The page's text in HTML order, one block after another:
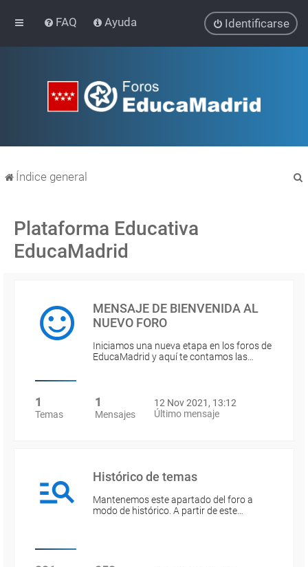
FAQ Ayuda Identificarse
Índice general
Plataforma Educativa
EducaMadrid
MENSAJE DE BIENVENIDA AL
NUEVO FORO
Iniciamos una nueva etapa en los foros de
EducaMadrid y aquí te contamos las…
1
Temas
1
Mensajes
12 Nov 2021, 13:12
Último mensaje
Histórico de temas
Mantenemos este apartado del foro a
modo de histórico. A partir de este…